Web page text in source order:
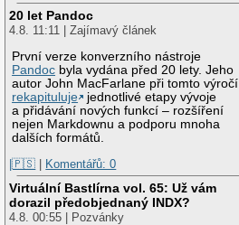
20 let Pandoc
4.8. 11:11 | Zajímavý článek
První verze konverzního nástroje
Pandoc byla vydána před 20 lety. Jeho
autor John MacFarlane při tomto výročí
rekapituluje
jednotlivé etapy vývoje
a přidávání nových funkcí – rozšíření
nejen Markdownu a podporu mnoha
dalších formátů.
|🇵🇸
Komentářů: 0
Virtuální Bastlírna vol. 65: Už vám
dorazil předobjednaný INDX?
4.8. 00:55 | Pozvánky